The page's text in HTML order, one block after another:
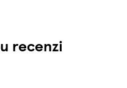
recenzi